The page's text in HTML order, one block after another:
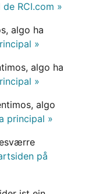
RCI.com »
algo ha
»
algo ha
»
algo
principal »
på